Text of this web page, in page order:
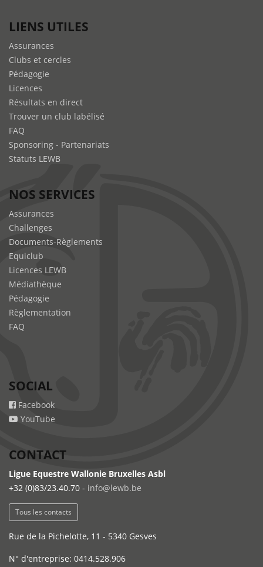
LIENS UTILES
Assurances
Clubs et cercles
Pédagogie
Licences
Résultats en direct
Trouver un club labélisé
FAQ
Sponsoring - Partenariats
Statuts LEWB
NOS SERVICES
Assurances
Challenges
Documents-Règlements
Equiclub
Licences LEWB
Médiathèque
Pédagogie
Règlementation
FAQ
SOCIAL
Facebook
YouTube
CONTACT
Ligue Equestre Wallonie Bruxelles Asbl
+32 (0)83/23.40.70 - info@lewb.be
Tous les contacts
Rue de la Pichelotte, 11 - 5340 Gesves
N° d'entreprise: 0414.528.906